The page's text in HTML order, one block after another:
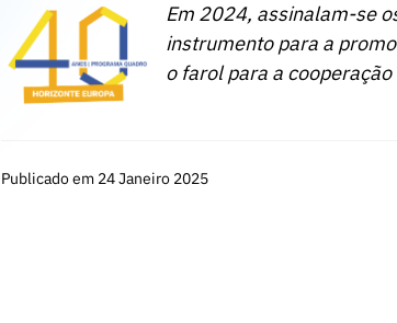
Em 2024, assinalam-se
instrumento para a
o farol para a
Publicado em 24 Janeiro 2025